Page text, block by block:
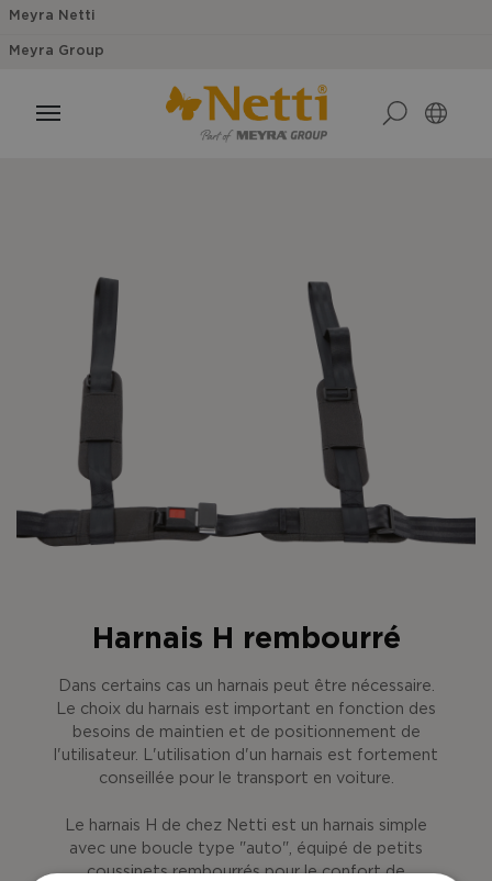
Meyra Netti
Meyra Group
Harnais H rembourré
Dans certains cas un harnais peut être nécessaire.
Le choix du harnais est important en fonction des
besoins de maintien et de positionnement de
l'utilisateur. L'utilisation d'un harnais est fortement
conseillée pour le transport en voiture.
Le harnais H de chez Netti est un harnais simple
avec une boucle type "auto", équipé de petits
coussinets rembourrés pour le confort de